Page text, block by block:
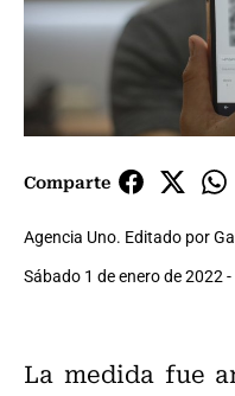
Comparte
Agencia Uno. Editado por
Sábado 1 de enero de 2022
La medida fue